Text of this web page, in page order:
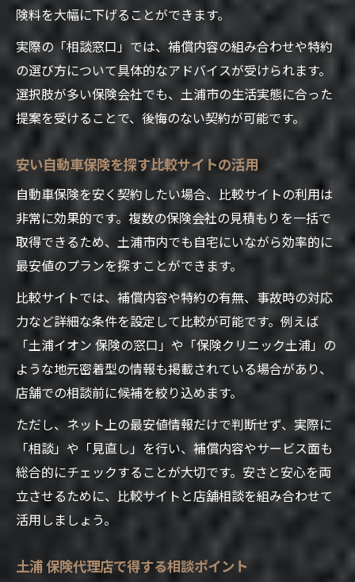
険料を大幅に下げることができます。
実際の「相談窓口」では、補償内容の組み合わせや特約
の選び方について具体的なアドバイスが受けられます。
選択肢が多い保険会社でも、土浦市の生活実態に合った
提案を受けることで、後悔のない契約が可能です。
安い自動車保険を探す比較サイトの活用
自動車保険を安く契約したい場合、比較サイトの利用は
非常に効果的です。複数の保険会社の見積もりを一括で
取得できるため、土浦市内でも自宅にいながら効率的に
最安値のプランを探すことができます。
比較サイトでは、補償内容や特約の有無、事故時の対応
力など詳細な条件を設定して比較が可能です。例えば
「土浦イオン 保険の窓口」や「保険クリニック土浦」の
ような地元密着型の情報も掲載されている場合があり、
店舗での相談前に候補を絞り込めます。
ただし、ネット上の最安値情報だけで判断せず、実際に
「相談」や「見直し」を行い、補償内容やサービス面も
総合的にチェックすることが大切です。安さと安心を両
立させるために、比較サイトと店舗相談を組み合わせて
活用しましょう。
土浦 保険代理店で得する相談ポイント